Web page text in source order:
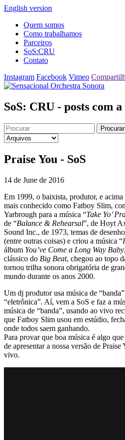
English version
Quem somos
Como trabalhamos
Parceiros
SoS:CRU
Contato
Instagram Facebook Vimeo
SoS: CRU - posts com
Procurar
Praise You - SoS
14 de June de 2016
Em 1999, o baixista, produtor, e
mais conhecido como Fatboy Slim,
Yarbrough para a música “Take Yo’
de “Balance & Rehearsal”, de Hoyt
Sound Inc., de 1973, temas de
(entre outras coisas) e criou a música “
álbum You’ve Come a Long Way Baby,
clássico do Big Beat, chegou ao topo
tornou trilha sonora obrigatória de
mundo durante os anos 2000.
Um dj produtor usa música de
“eletrônica”. Aí, vem a SoS e faz a
música de “banda”, usando ao vivo
que Fatboy Slim usou em estúdio,
onde todos saem ganhando.
Para provar que boa música é algo
de apresentar a nossa versão de
vivo.